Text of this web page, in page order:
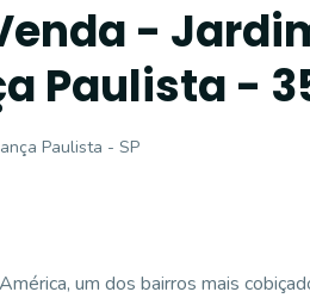
-
Paulista -
Paulista - SP
um dos bairros mais